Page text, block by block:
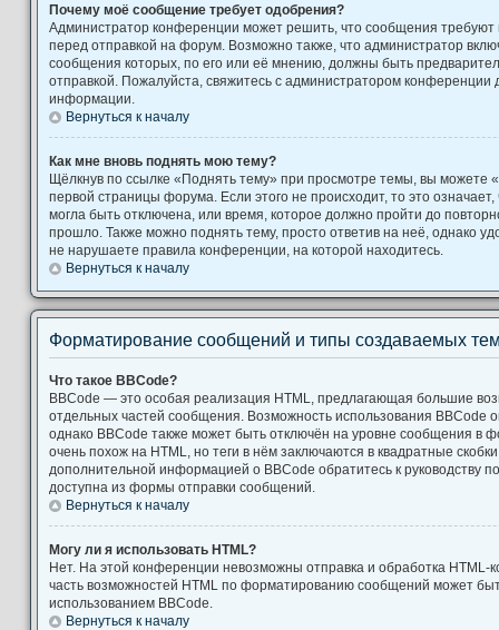
Почему моё сообщение требует одобрения?
Администратор конференции может решить, что сообщения требуют
перед отправкой на форум. Возможно также, что администратор
сообщения которых, по его или её мнению, должны быть
отправкой. Пожалуйста, свяжитесь с администратором конференции
информации.
Вернуться к началу
Как мне вновь поднять мою тему?
Щёлкнув по ссылке «Поднять тему» при просмотре темы, вы можете
первой страницы форума. Если этого не происходит, то это
могла быть отключена, или время, которое должно пройти до
прошло. Также можно поднять тему, просто ответив на неё, однако
не нарушаете правила конференции, на которой находитесь.
Вернуться к началу
Форматирование сообщений и типы создаваемых
Что такое BBCode?
BBCode — это особая реализация HTML, предлагающая большие
отдельных частей сообщения. Возможность использования BBCode
однако BBCode также может быть отключён на уровне сообщения в
очень похож на HTML, но теги в нём заключаются в квадратные
дополнительной информацией о BBCode обратитесь к руководству
доступна из формы отправки сообщений.
Вернуться к началу
Могу ли я использовать HTML?
Нет. На этой конференции невозможны отправка и обработка
часть возможностей HTML по форматированию сообщений может
использованием BBCode.
Вернуться к началу